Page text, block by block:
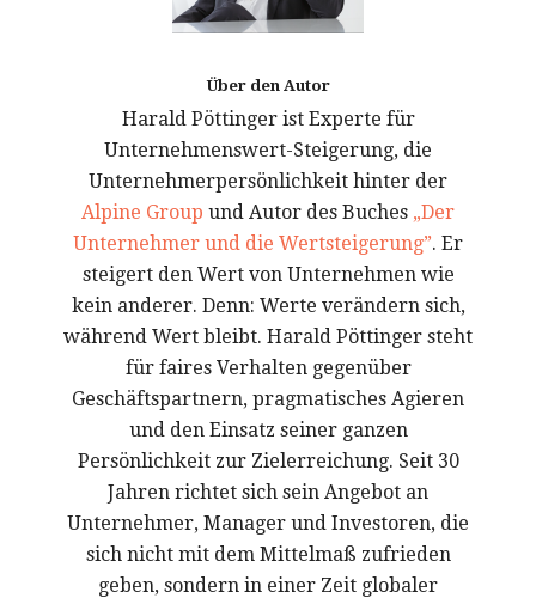
Über den Autor
Harald Pöttinger ist Experte für
Unternehmenswert-Steigerung, die
Unternehmerpersönlichkeit hinter der
Alpine Group und Autor des Buches „Der
Unternehmer und die Wertsteigerung”. Er
steigert den Wert von Unternehmen wie
kein anderer. Denn: Werte verändern sich,
während Wert bleibt. Harald Pöttinger steht
für faires Verhalten gegenüber
Geschäftspartnern, pragmatisches Agieren
und den Einsatz seiner ganzen
Persönlichkeit zur Zielerreichung. Seit 30
Jahren richtet sich sein Angebot an
Unternehmer, Manager und Investoren, die
sich nicht mit dem Mittelmaß zufrieden
geben, sondern in einer Zeit globaler